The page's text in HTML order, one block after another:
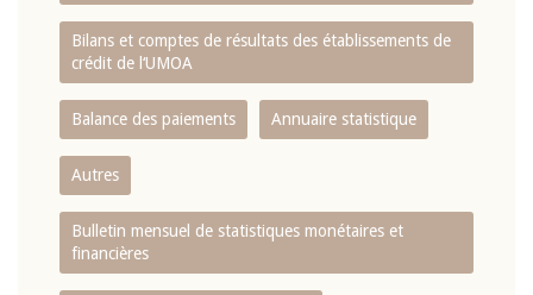
Bilans et comptes de résultats des établissements de
crédit de l‘UMOA
Balance des paiements Annuaire statistique
Autres
Bulletin mensuel de statistiques monétaires et
financières